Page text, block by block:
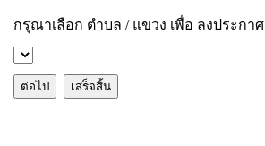
กรุณาเลือก ตำบล / แขวง เพื่อ ลงประกาศ